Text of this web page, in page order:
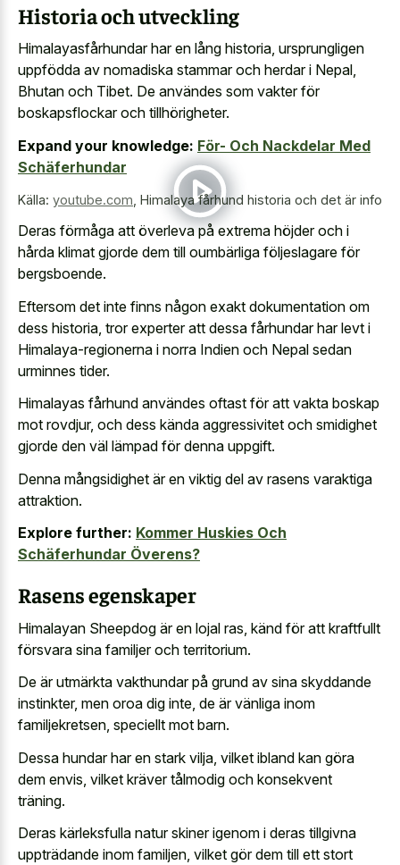
Historia och utveckling
Himalayasfårhundar har en lång historia, ursprungligen
uppfödda av nomadiska stammar och herdar i Nepal,
Bhutan och Tibet. De användes som vakter för
boskapsflockar och tillhörigheter.
Expand your knowledge: För- Och Nackdelar Med
Schäferhundar
Källa: youtube.com Himalaya fårhund historia och det är info
Deras förmåga att överleva på extrema höjder och i
hårda klimat gjorde dem till oumbärliga följeslagare för
bergsboende.
Eftersom det inte finns någon exakt dokumentation om
dess historia, tror experter att dessa fårhundar har levt i
Himalaya-regionerna i norra Indien och Nepal sedan
urminnes tider.
Himalayas fårhund användes oftast för att vakta boskap
mot rovdjur, och dess kända aggressivitet och smidighet
gjorde den väl lämpad för denna uppgift.
Denna mångsidighet är en viktig del av rasens varaktiga
attraktion.
Explore further: Kommer Huskies Och
Schäferhundar Överens?
Rasens egenskaper
Himalayan Sheepdog är en lojal ras, känd för att kraftfullt
försvara sina familjer och territorium.
De är utmärkta vakthundar på grund av sina skyddande
instinkter, men oroa dig inte, de är vänliga inom
familjekretsen, speciellt mot barn.
Dessa hundar har en stark vilja, vilket ibland kan göra
dem envis, vilket kräver tålmodig och konsekvent
träning.
Deras kärleksfulla natur skiner igenom i deras tillgivna
uppträdande inom familjen, vilket gör dem till ett stort